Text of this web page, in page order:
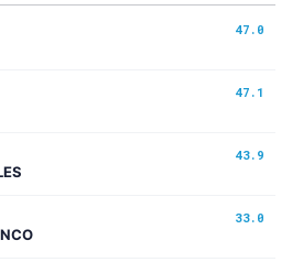
47.0
47.1
43.9
33.0